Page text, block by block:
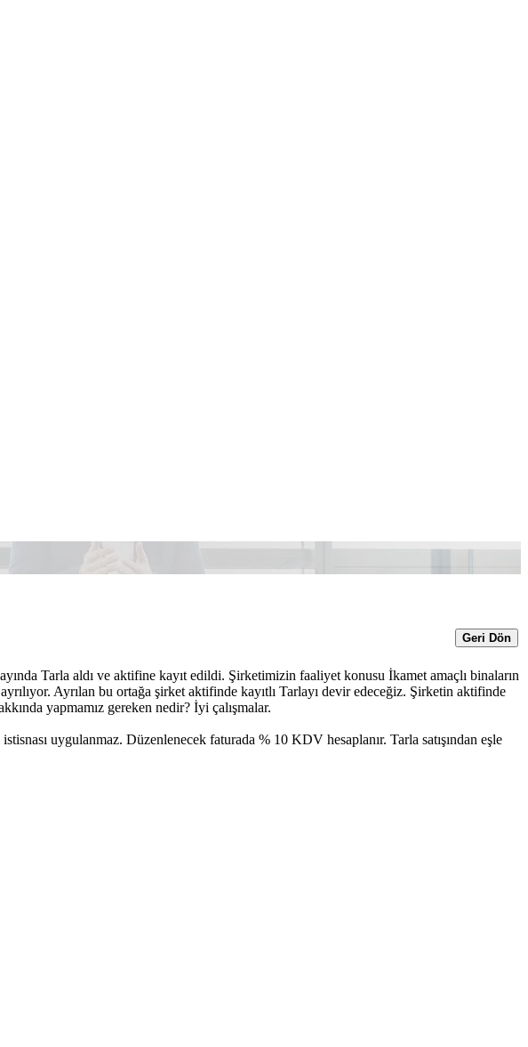
Geri Dön
Tarla aldı ve aktifine kayıt edildi. Şirketimizin faaliyet konusu İkamet amaçlı binaların
Ayrılan bu ortağa şirket aktifinde kayıtlı Tarlayı devir edeceğiz. Şirketin aktifinde
yapmamız gereken nedir? İyi çalışmalar.
uygulanmaz. Düzenlenecek faturada % 10 KDV hesaplanır. Tarla satışından eşle